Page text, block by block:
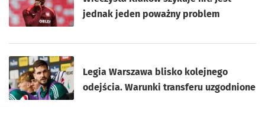
jednak jeden poważny problem
Legia Warszawa blisko kolejnego
odejścia. Warunki transferu uzgodnione